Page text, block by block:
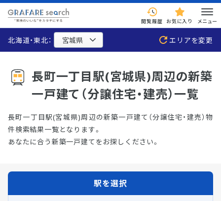
閲覧履歴 お気に入り メニュー
北海道・東北： エリアを変更
長町一丁目駅(宮城県)周辺の新築
一戸建て（分譲住宅・建売）一覧
長町一丁目駅(宮城県)周辺の新築一戸建て（分譲住宅・建売）物
件検索結果一覧となります。
あなたに合う新築一戸建てをお探しください。
駅を選択